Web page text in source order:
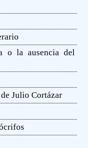
o la ausencia del
Julio Cortázar